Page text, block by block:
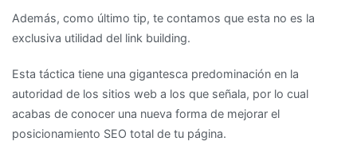
Además, como último tip, te contamos que esta no es la
exclusiva utilidad del link building.
Esta táctica tiene una gigantesca predominación en la
autoridad de los sitios web a los que señala, por lo cual
acabas de conocer una nueva forma de mejorar el
posicionamiento SEO total de tu página.